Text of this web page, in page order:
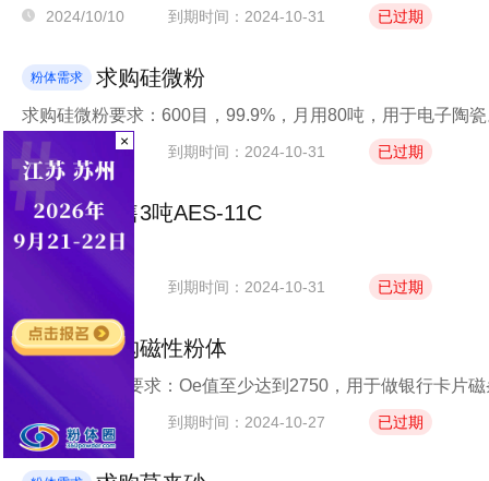
2024/10/10 到期时间：2024-10-31 已过期
粉体需求 求购硅微粉
求购硅微粉要求：600目，99.9%，月用80吨，用于电子陶
2024/10/10 到期时间：2024-10-31 已过期
粉体需求 出售3吨AES-11C
住友AES-11C
到期时间：2024-10-31 已过期
粉体需求 求购磁性粉体
求购磁性粉体要求：Oe值至少达到2750，用于做银行卡片
2024/09/27 到期时间：2024-10-27 已过期
×